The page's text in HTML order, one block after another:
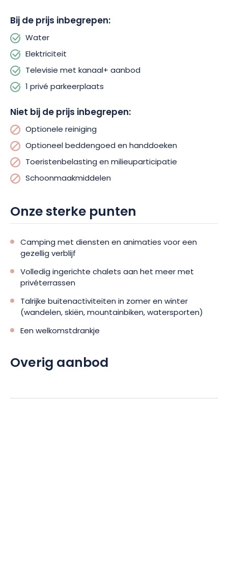
Boek nu je chalet aan het meer en geniet van een
onvergetelijke ervaring in het hart van de Vogezen!
Bij de prijs inbegrepen:
Water
Elektriciteit
Televisie met kanaal+ aanbod
1 privé parkeerplaats
Niet bij de prijs inbegrepen:
Optionele reiniging
Optioneel beddengoed en handdoeken
Toeristenbelasting en milieuparticipatie
Schoonmaakmiddelen
Onze sterke punten
Camping met diensten en animaties voor een
gezellig verblijf
Volledig ingerichte chalets aan het meer met
privéterrassen
Talrijke buitenactiviteiten in zomer en winter
(wandelen, skiën, mountainbiken, watersporten)
Een welkomstdrankje
Overig aanbod